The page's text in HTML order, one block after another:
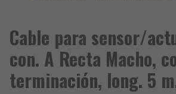
Cable para sensor/
con. A Recta Macho,
terminación, long. 5